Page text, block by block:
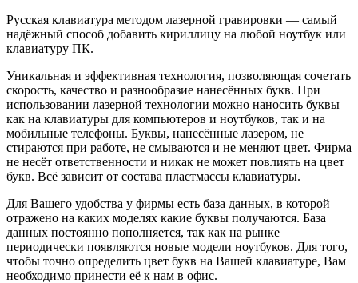
Русская клавиатура методом лазерной гравировки — самый
надёжный способ добавить кириллицу на любой ноутбук или
клавиатуру ПК.
Уникальная и эффективная технология, позволяющая сочетать
скорость, качество и разнообразие нанесённых букв. При
использовании лазерной технологии можно наносить буквы
как на клавиатуры для компьютеров и ноутбуков, так и на
мобильные телефоны. Буквы, нанесённые лазером, не
стираются при работе, не смываются и не меняют цвет. Фирма
не несёт ответственности и никак не может повлиять на цвет
букв. Всё зависит от состава пластмассы клавиатуры.
Для Вашего удобства у фирмы есть база данных, в которой
отражено на каких моделях какие буквы получаются. База
данных постоянно пополняется, так как на рынке
периодически появляются новые модели ноутбуков. Для того,
чтобы точно определить цвет букв на Вашей клавиатуре, Вам
необходимо принести её к нам в офис.